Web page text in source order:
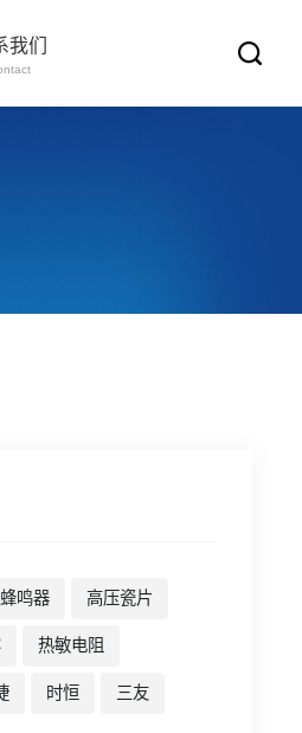
我们
蜂鸣器 高压瓷片
热敏电阻
时恒 三友